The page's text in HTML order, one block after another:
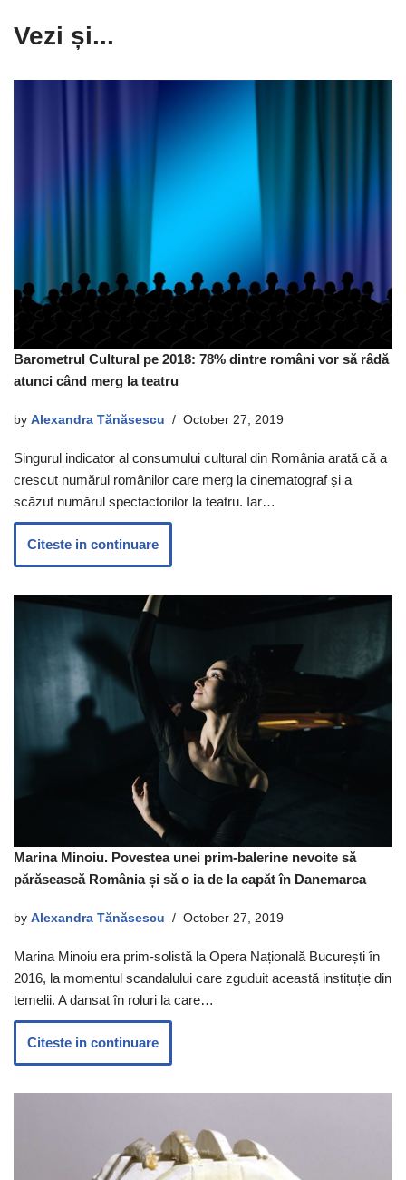
Vezi și...
Barometrul Cultural pe 2018: 78% dintre români vor să râdă
atunci când merg la teatru
by Alexandra Tănăsescu October 27, 2019
Singurul indicator al consumului cultural din România arată că a
crescut numărul românilor care merg la cinematograf și a
scăzut numărul spectactorilor la teatru. Iar…
Citeste in continuare
Marina Minoiu. Povestea unei prim-balerine nevoite să
părăsească România și să o ia de la capăt în Danemarca
by Alexandra Tănăsescu October 27, 2019
Marina Minoiu era prim-solistă la Opera Națională București în
2016, la momentul scandalului care zguduit această instituție din
temelii. A dansat în roluri la care…
Citeste in continuare